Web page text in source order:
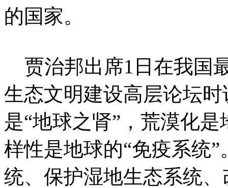
的国家。
贾治邦出席1日在我国
生态文明建设高层论坛
是“地球之肾”，荒漠化
样性是地球的“免疫系统
统、保护湿地生态系统